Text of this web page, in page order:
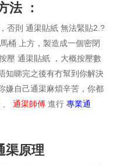
法 ：
否則 通渠貼紙 無法緊貼2.?
桶 上方，製造成一個密閉
壓 通渠貼紙 ，大概按壓數
知睇完之後有冇幫到你解決
嫌自己通渠麻煩辛苦，你都
通渠師傅進行 專業通
渠原理